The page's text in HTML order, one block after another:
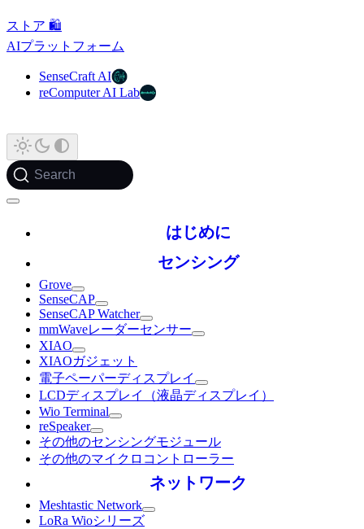
ストア 🛍️
AIプラットフォーム
SenseCraft AI
reComputer AI Lab
Search
はじめに
センシング
Grove
SenseCAP
SenseCAP Watcher
mmWaveレーダーセンサー
XIAO
XIAOガジェット
電子ペーパーディスプレイ
LCDディスプレイ（液晶ディスプレイ）
Wio Terminal
reSpeaker
その他のセンシングモジュール
その他のマイクロコントローラー
ネットワーク
Meshtastic Network
LoRa Wioシリーズ